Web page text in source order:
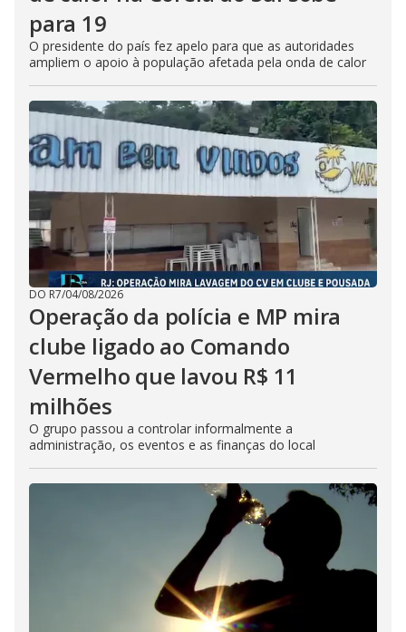
para 19
O presidente do país fez apelo para que as autoridades
ampliem o apoio à população afetada pela onda de calor
DO R7/04/08/2026
Operação da polícia e MP mira
clube ligado ao Comando
Vermelho que lavou R$ 11
milhões
O grupo passou a controlar informalmente a
administração, os eventos e as finanças do local